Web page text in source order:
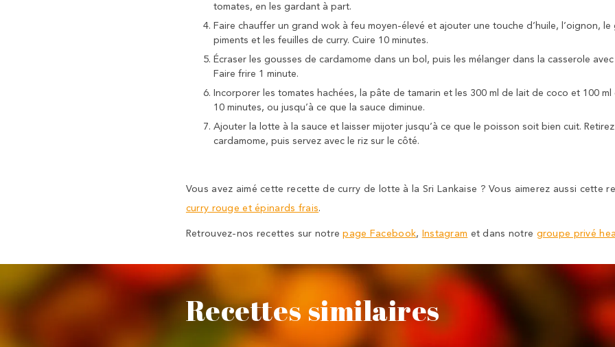
tomates, en les gardant à part.
Faire chauffer un grand wok à feu moyen-élevé et ajouter une touche d’huile, l’oignon, le
piments et les feuilles de curry. Cuire 10 minutes.
Écraser les gousses de cardamome dans un bol, puis les mélanger dans la casserole
Faire frire 1 minute.
Incorporer les tomates hachées, la pâte de tamarin et les 300 ml de lait de coco et 100 ml
10 minutes, ou jusqu’à ce que la sauce diminue.
Ajouter la lotte à la sauce et laisser mijoter jusqu’à ce que le poisson soit bien cuit.
cardamome, puis servez avec le riz sur le côté.
Vous avez aimé cette recette de curry de lotte à la Sri Lankaise ? Vous aimerez aussi cette
curry rouge et épinards frais.
Retrouvez-nos recettes sur notrepage Facebook, Instagram et dans notre groupe privé
Recettes similaires